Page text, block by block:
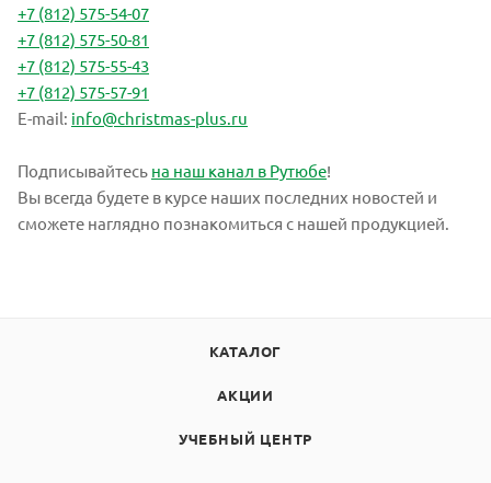
+7 (812) 575-54-07
+7 (812) 575-50-81
+7 (812) 575-55-43
+7 (812) 575-57-91
E-mail: info@christmas-plus.ru
Подписывайтесь на наш канал в Рутюбе!
Вы всегда будете в курсе наших последних новостей и
сможете наглядно познакомиться с нашей продукцией.
КАТАЛОГ
АКЦИИ
УЧЕБНЫЙ ЦЕНТР